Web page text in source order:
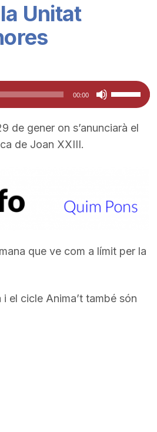
Unitat
00:00
Feu
servir
les
amunt/cap
a
disminuir
de gener on s’anunciarà el
de Joan XXIII.
que ve com a límit per la
el cicle Anima’t també són